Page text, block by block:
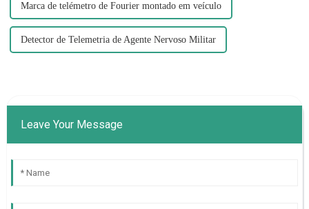
Marca de telémetro de Fourier montado em veículo
Detector de Telemetria de Agente Nervoso Militar
Leave Your Message